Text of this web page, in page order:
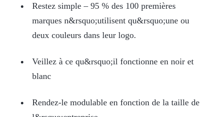
Restez simple – 95 % des 100 premières
marques n&rsquo;utilisent qu&rsquo;une ou
deux couleurs dans leur logo.
Veillez à ce qu&rsquo;il fonctionne en noir et
blanc
Rendez-le modulable en fonction de la taille de